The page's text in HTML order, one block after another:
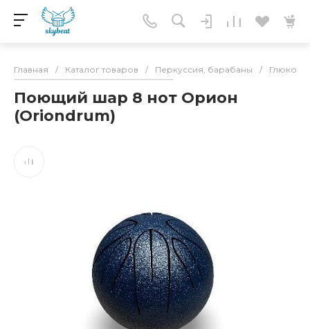
Главная / Каталог товаров / Перкуссия, барабаны /
Поющий шар 8 нот Орион
(Oriondrum)